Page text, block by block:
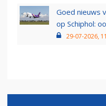
Goed nieuws
op Schiphol:
29-07-2026,